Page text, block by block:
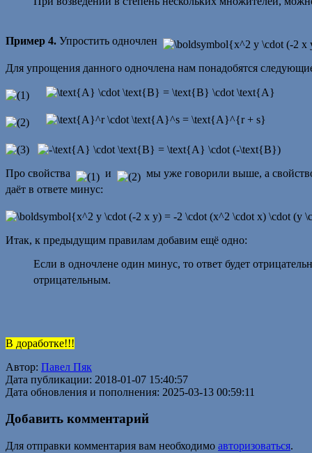
Пример 4. Упростить одночлен
Для упрощения данного одночлена нам понадобятся
Про свойства и
мы уже говорили выше, а
даёт в ответе минус:
Итак, к предыдущим правилам добавим ещё одно:
Если в одночлене один минус, то ответ будет
отрицательным.
В доработке!!!
Автор: Павел Пяк
Дата публикации: 2018-01-07 15:40:57
Дата обновления и пополнения: 2025-03-13 00:59:11
Добавить комментарий
Для отправки комментария вам необходимо авторизоваться.